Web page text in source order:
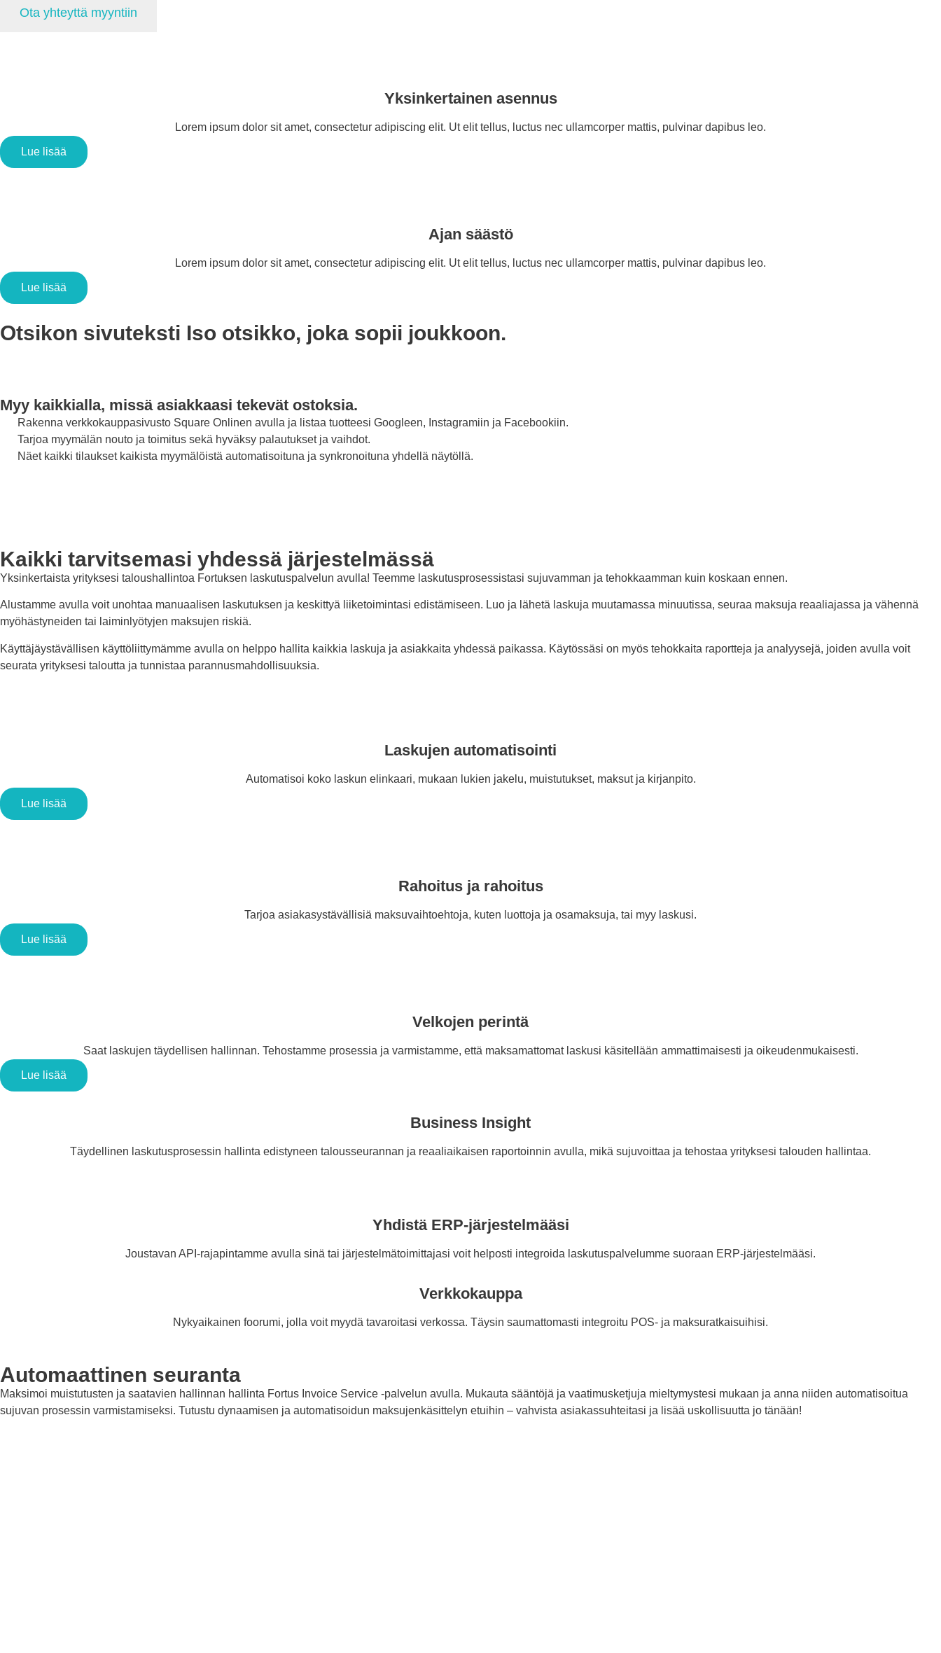
Ota yhteyttä myyntiin
Yksinkertainen asennus
Lorem ipsum dolor sit amet, consectetur adipiscing elit. Ut elit tellus, luctus nec ullamcorper mattis, pulvinar dapibus leo.
Lue lisää
Ajan säästö
Lorem ipsum dolor sit amet, consectetur adipiscing elit. Ut elit tellus, luctus nec ullamcorper mattis, pulvinar dapibus leo.
Lue lisää
Otsikon sivuteksti Iso otsikko, joka sopii joukkoon.
Myy kaikkialla, missä asiakkaasi tekevät ostoksia.
Rakenna verkkokauppasivusto Square Onlinen avulla ja listaa tuotteesi Googleen, Instagramiin ja Facebookiin.
Tarjoa myymälän nouto ja toimitus sekä hyväksy palautukset ja vaihdot.
Näet kaikki tilaukset kaikista myymälöistä automatisoituna ja synkronoituna yhdellä näytöllä.
Kaikki tarvitsemasi yhdessä järjestelmässä
Yksinkertaista yrityksesi taloushallintoa Fortuksen laskutuspalvelun avulla! Teemme laskutusprosessistasi sujuvamman ja tehokkaamman kuin koskaan ennen.
Alustamme avulla voit unohtaa manuaalisen laskutuksen ja keskittyä liiketoimintasi edistämiseen. Luo ja lähetä laskuja muutamassa minuutissa, seuraa maksuja reaaliajassa ja vähennä
myöhästyneiden tai laiminlyötyjen maksujen riskiä.
Käyttäjäystävällisen käyttöliittymämme avulla on helppo hallita kaikkia laskuja ja asiakkaita yhdessä paikassa. Käytössäsi on myös tehokkaita raportteja ja analyysejä, joiden avulla voit
seurata yrityksesi taloutta ja tunnistaa parannusmahdollisuuksia.
Laskujen automatisointi
Automatisoi koko laskun elinkaari, mukaan lukien jakelu, muistutukset, maksut ja kirjanpito.
Lue lisää
Rahoitus ja rahoitus
Tarjoa asiakasystävällisiä maksuvaihtoehtoja, kuten luottoja ja osamaksuja, tai myy laskusi.
Lue lisää
Velkojen perintä
Saat laskujen täydellisen hallinnan. Tehostamme prosessia ja varmistamme, että maksamattomat laskusi käsitellään ammattimaisesti ja oikeudenmukaisesti.
Lue lisää
Business Insight
Täydellinen laskutusprosessin hallinta edistyneen talousseurannan ja reaaliaikaisen raportoinnin avulla, mikä sujuvoittaa ja tehostaa yrityksesi talouden hallintaa.
Yhdistä ERP-järjestelmääsi
Joustavan API-rajapintamme avulla sinä tai järjestelmätoimittajasi voit helposti integroida laskutuspalvelumme suoraan ERP-järjestelmääsi.
Verkkokauppa
Nykyaikainen foorumi, jolla voit myydä tavaroitasi verkossa. Täysin saumattomasti integroitu POS- ja maksuratkaisuihisi.
Automaattinen seuranta
Maksimoi muistutusten ja saatavien hallinnan hallinta Fortus Invoice Service -palvelun avulla. Mukauta sääntöjä ja vaatimusketjuja mieltymystesi mukaan ja anna niiden automatisoitua
sujuvan prosessin varmistamiseksi. Tutustu dynaamisen ja automatisoidun maksujenkäsittelyn etuihin – vahvista asiakassuhteitasi ja lisää uskollisuutta jo tänään!